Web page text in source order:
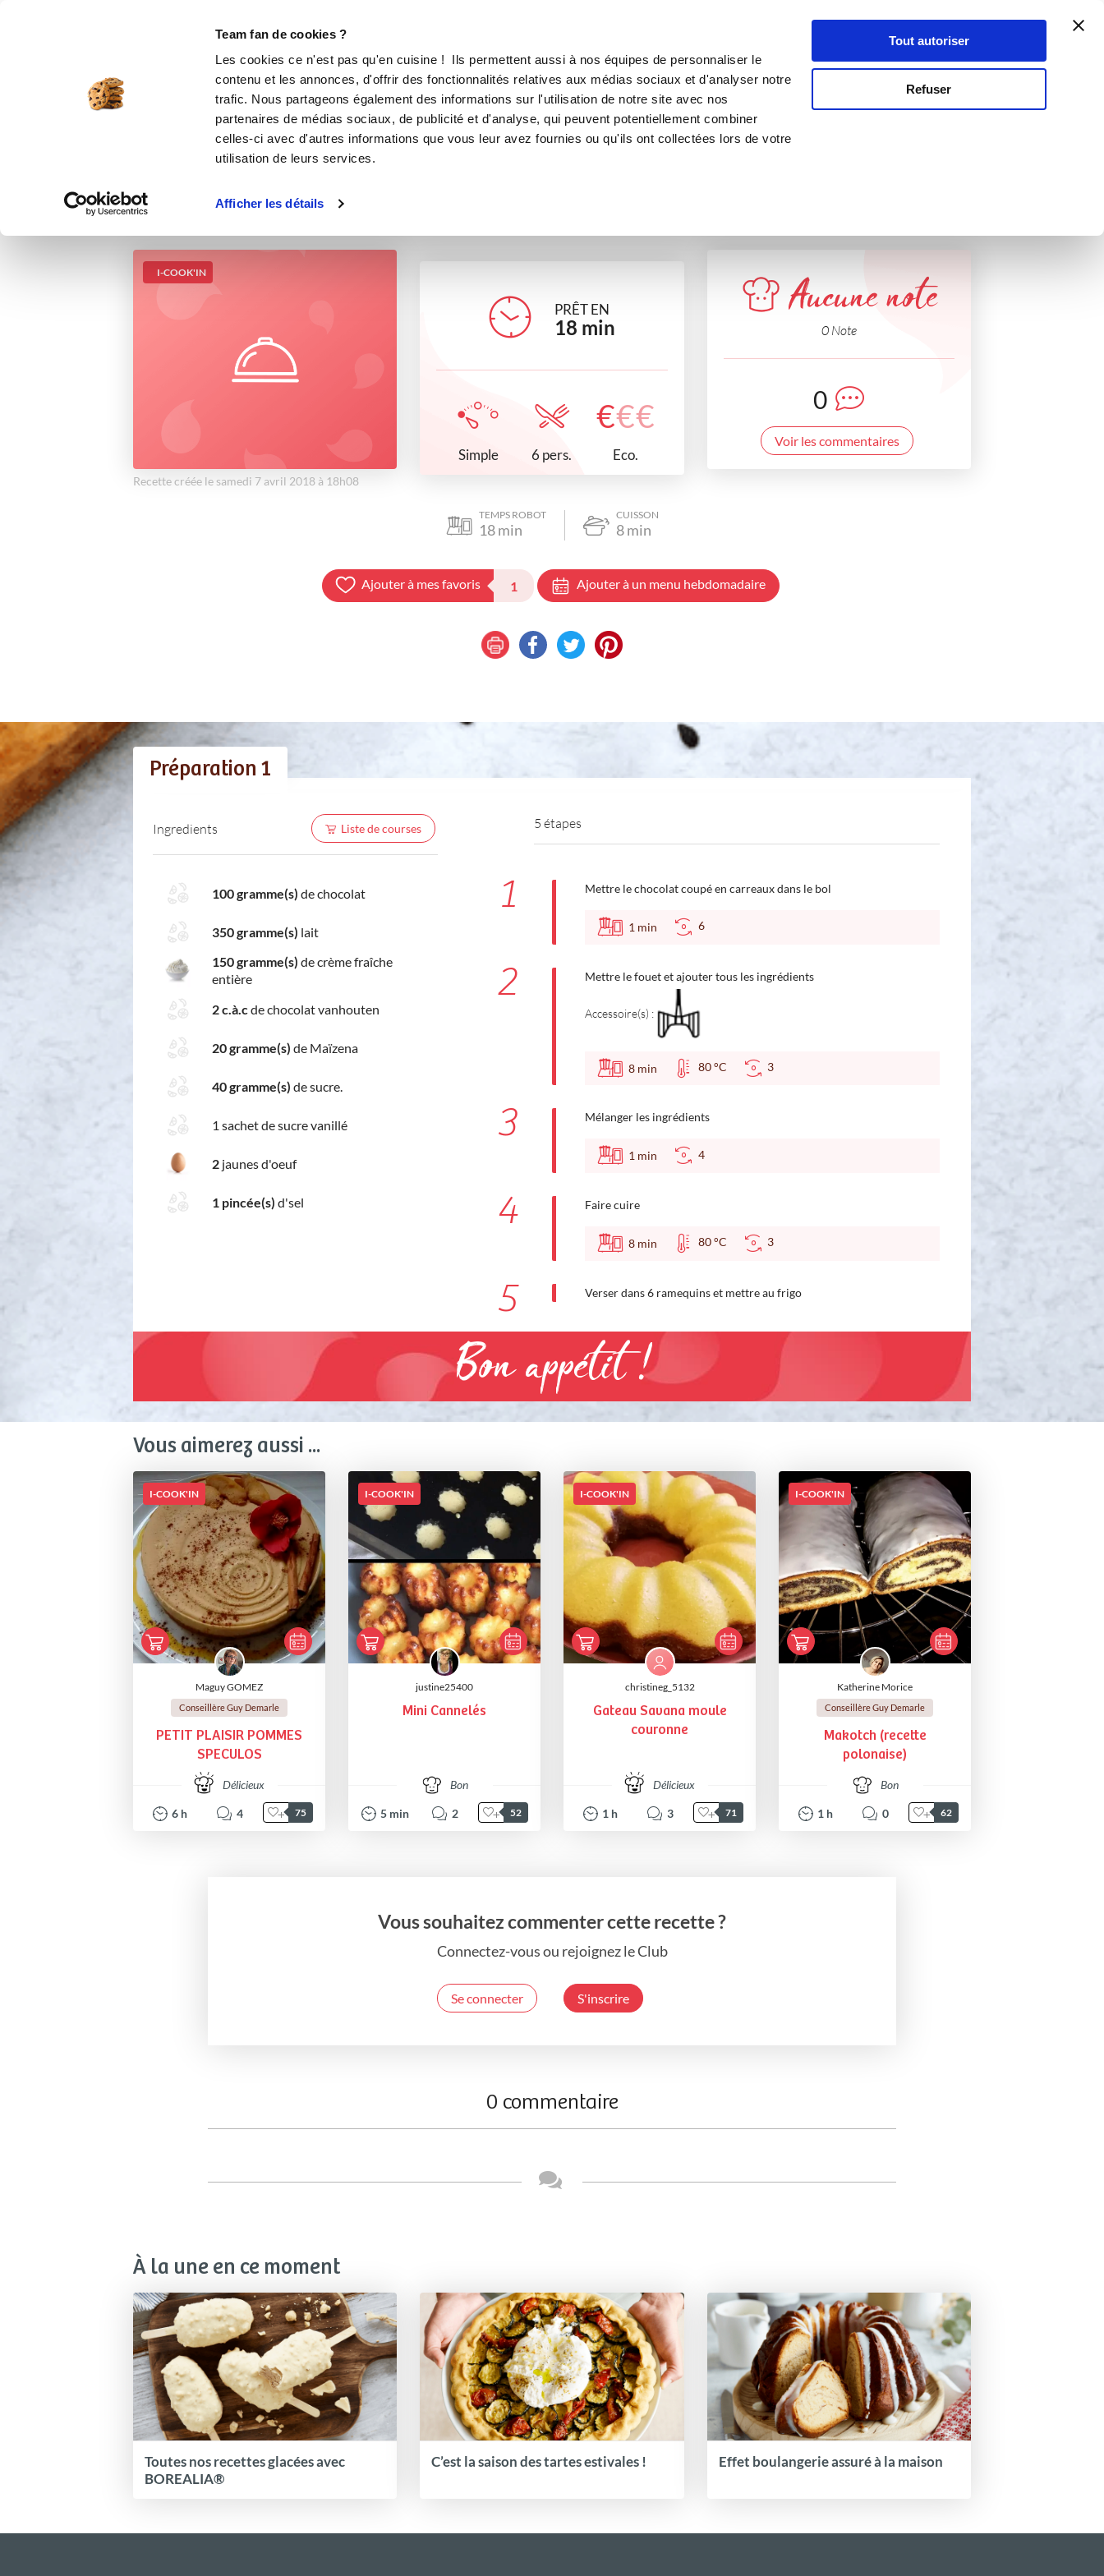
Team fan de cookies ?
Les cookies ce n'est pas qu'en cuisine ! Ils permettent aussi à nos équipes de personnaliser le
contenu et les annonces, d'offrir des fonctionnalités relatives aux médias sociaux et d'analyser notre
trafic. Nous partageons également des informations sur l'utilisation de notre site avec nos
partenaires de médias sociaux, de publicité et d'analyse, qui peuvent potentiellement combiner
celles-ci avec d'autres informations que vous leur avez fournies ou qu'ils ont collectées lors de votre
utilisation de leurs services.
Afficher les détails
Tout autoriser
Refuser
Se connecter
Ma crème au chocolat
desserts
I-COOK'IN
Recette créée le samedi 7 avril 2018 à 18h08
PRÊT EN
18 min
Simple 6 pers.
€€€
Eco.
Aucune note
0 Note
0
Voir les commentaires
TEMPS ROBOT
18min
CUISSON
8min
Ajouter à mes favoris 1 Ajouter à un menu hebdomadaire
Préparation 1
Ingredients Liste de courses
100 gramme(s) de chocolat
350 gramme(s) lait
150 gramme(s) de crème fraîche
entière
2 c.à.c de chocolat vanhouten
20 gramme(s) de Maïzena
40 gramme(s) de sucre.
1 sachet de sucre vanillé
2 jaunes d'oeuf
1 pincée(s) d'sel
5 étapes
1 Mettre le chocolat coupé en carreaux dans le bol
1 min 6
2 Mettre le fouet et ajouter tous les ingrédients
Accessoire(s) :
8 min 80 °C 3
3 Mélanger les ingrédients
1 min 4
4 Faire cuire
8 min 80 °C 3
5 Verser dans 6 ramequins et mettre au frigo
Bon appétit !
Vous aimerez aussi ...
I-COOK'IN
Maguy GOMEZ
Conseillère Guy Demarle
PETIT PLAISIR POMMES
SPECULOS
Délicieux
6 h 4 75
I-COOK'IN
justine25400
Mini Cannelés
Bon
5 min 2 52
I-COOK'IN
christineg_5132
Gateau Savana moule
couronne
Délicieux
1 h 3 71
I-COOK'IN
Katherine Morice
Conseillère Guy Demarle
Makotch (recette
polonaise)
Bon
1 h 0 62
Vous souhaitez commenter cette recette ?
Connectez-vous ou rejoignez le Club
Se connecter S'inscrire
0 commentaire
À la une en ce moment
Toutes nos recettes glacées avec
BOREALIA®
C’est la saison des tartes estivales ! Effet boulangerie assuré à la maison